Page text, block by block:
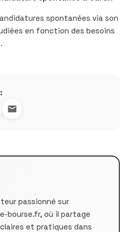
spontanées via son
en fonction des besoins
passionné sur
bourse.fr, où il partage
et pratiques dans